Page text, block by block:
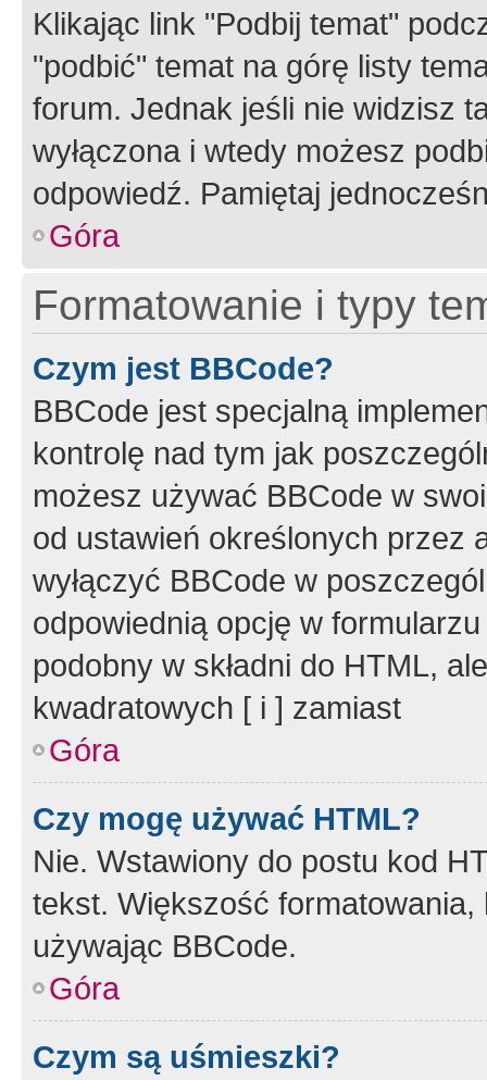
Klikając link "Podbij temat"
"podbić" temat na górę listy
forum. Jednak jeśli nie widzisz
wyłączona i wtedy możesz
odpowiedź. Pamiętaj
Góra
Formatowanie i typy
Czym jest BBCode?
BBCode jest specjalną
kontrolę nad tym jak
możesz używać BBCode w
od ustawień określonych przez
wyłączyć BBCode w
odpowiednią opcję w
podobny w składni do HTML,
kwadratowych [ i ] zamiast
Góra
Czy mogę używać HTML?
Nie. Wstawiony do postu kod
tekst. Większość
używając BBCode.
Góra
Czym są uśmieszki?